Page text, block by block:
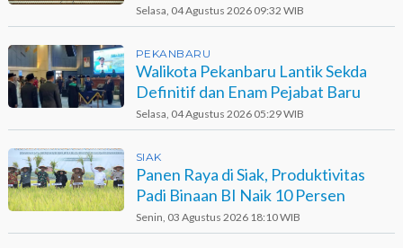
Selasa, 04 Agustus 2026 09:32 WIB
PEKANBARU
Walikota Pekanbaru Lantik Sekda
Definitif dan Enam Pejabat Baru
Selasa, 04 Agustus 2026 05:29 WIB
SIAK
Panen Raya di Siak, Produktivitas
Padi Binaan BI Naik 10 Persen
Senin, 03 Agustus 2026 18:10 WIB